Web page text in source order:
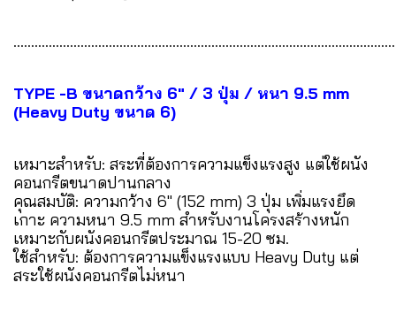
TYPE -B ขนาดกว้าง 6" / 3 ปุ่ม / หนา 9.5 mm
(Heavy Duty ขนาด 6)
เหมาะสำหรับ: สระที่ต้องการความแข็งแรงสูง แต่ใช้ผนัง
คอนกรีตขนาดปานกลาง
คุณสมบัติ: ความกว้าง 6" (152 mm) 3 ปุ่ม เพิ่มแรงยึด
เกาะ ความหนา 9.5 mm สำหรับงานโครงสร้างหนัก
เหมาะกับผนังคอนกรีตประมาณ 15-20 ซม.
ใช้สำหรับ: ต้องการความแข็งแรงแบบ Heavy Duty แต่
สระใช้ผนังคอนกรีตไม่หนา